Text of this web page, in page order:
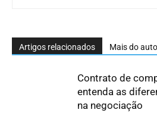
Artigos relacionados Mais do
Contrato de
entenda as
na negociação